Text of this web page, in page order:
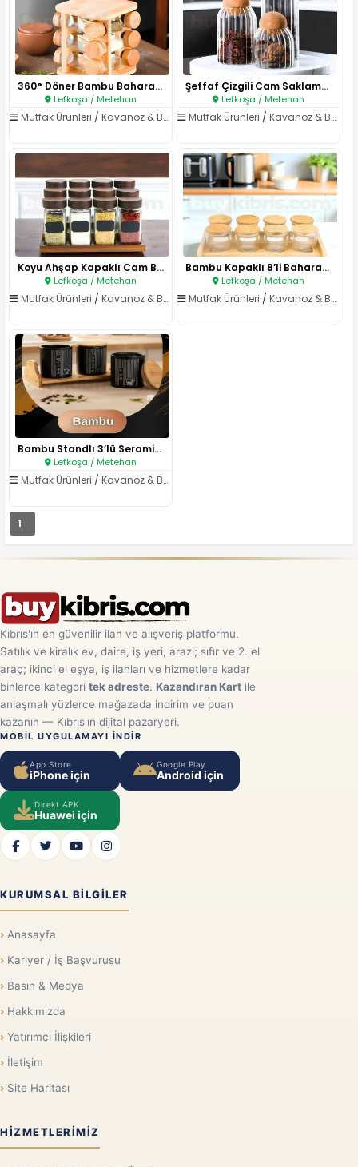
360° Döner Bambu Baharatlık Se..
Lefkoşa / Metehan
Mutfak Ürünleri / Kavanoz & Baharatlıklar
Şeffaf Çizgili Cam Saklama Kav..
Lefkoşa / Metehan
Mutfak Ürünleri /Kavanoz & Baharatlıklar
Koyu Ahşap Kapaklı Cam Baharat..
Lefkoşa / Metehan
Mutfak Ürünleri / Kavanoz & Baharatlıklar
Bambu Kapaklı 8’li Baharat Set..
Lefkoşa / Metehan
Mutfak Ürünleri /Kavanoz & Baharatlıklar
Bambu Standlı 3’lü Seramik Kav..
Lefkoşa / Metehan
Mutfak Ürünleri / Kavanoz & Baharatlıklar
1
Kıbrıs'ın en güvenilir ilan ve alışveriş platformu.
Satılık ve kiralık ev, daire, iş yeri, arazi; sıfır ve 2. el
araç; ikinci el eşya, iş ilanları ve hizmetlere kadar
binlerce kategori tek adreste. Kazandıran Kart ile
anlaşmalı yüzlerce mağazada indirim ve puan
kazanın — Kıbrıs'ın dijital pazaryeri.
MOBIL UYGULAMAYI INDIR
App Store
iPhone için
Google Play
Android için
Direkt APK
Huawei için
KURUMSAL BILGILER
Anasayfa
Kariyer / İş Başvurusu
Basın & Medya
Hakkımızda
Yatırımcı İlişkileri
İletişim
Site Haritası
HIZMETLERIMIZ